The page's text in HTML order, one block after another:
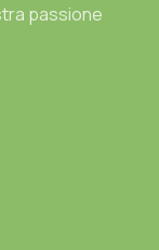
passione